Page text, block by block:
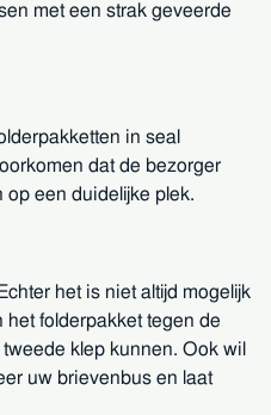
met een strak geveerde
in seal
dat de bezorger
een duidelijke plek.
het is niet altijd mogelijk
folderpakket tegen de
klep kunnen. Ook wil
uw brievenbus en laat